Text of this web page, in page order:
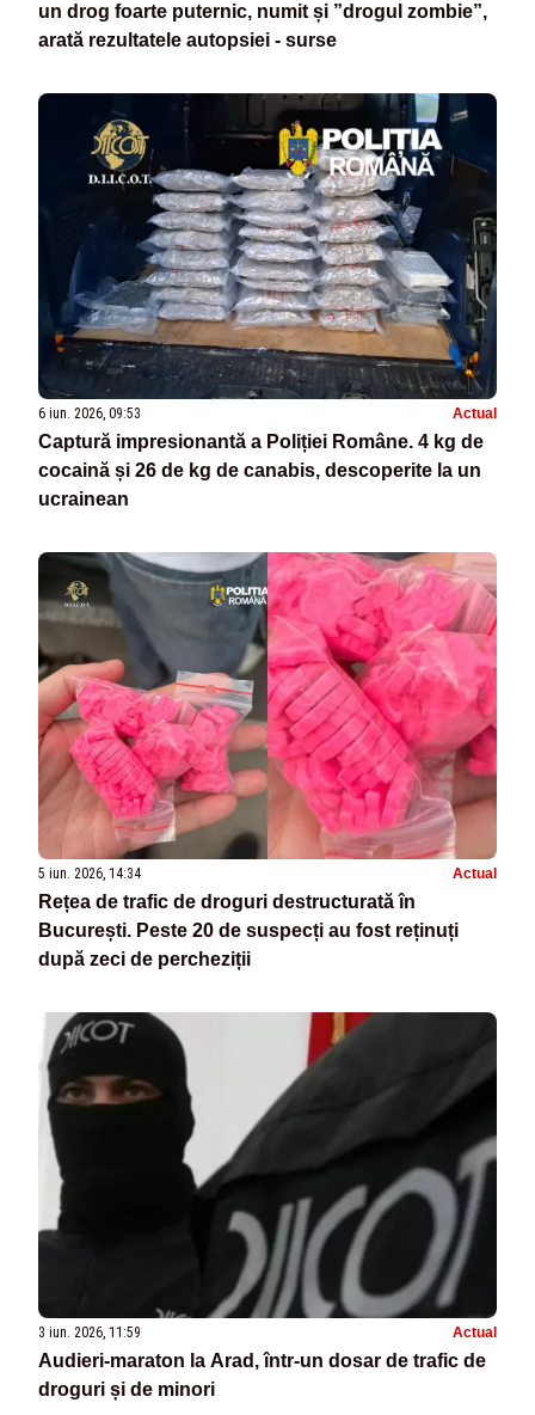
un drog foarte puternic, numit și ”drogul zombie”,
arată rezultatele autopsiei - surse
6 iun. 2026, 09:53 Actual
Captură impresionantă a Poliției Române. 4 kg de
cocaină și 26 de kg de canabis, descoperite la un
ucrainean
5 iun. 2026, 14:34 Actual
Rețea de trafic de droguri destructurată în
București. Peste 20 de suspecți au fost reținuți
după zeci de percheziții
3 iun. 2026, 11:59 Actual
Audieri-maraton la Arad, într-un dosar de trafic de
droguri și de minori